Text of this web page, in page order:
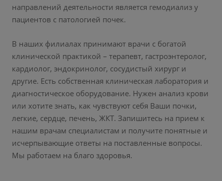
направлений деятельности является гемодиализ у
пациентов с патологией почек.
В наших филиалах принимают врачи с богатой
клинической практикой – терапевт, гастроэнтеролог,
кардиолог, эндокринолог, сосудистый хирург и
другие. Есть собственная клиническая лаборатория и
диагностическое оборудование. Нужен анализ крови
или хотите знать, как чувствуют себя Ваши почки,
легкие, сердце, печень, ЖКТ. Запишитесь на прием к
нашим врачам специалистам и получите понятные и
исчерпывающие ответы на поставленные вопросы.
Мы работаем на благо здоровья.